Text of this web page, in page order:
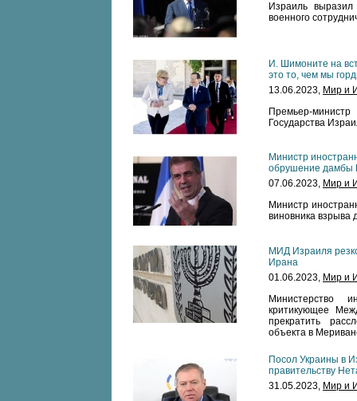
Израиль выразил
военного
И. Шимоните на
это то, чем мы
13.06.2023, Мир и
Премьер-
Государства
Министр
обрушение дамбы
07.06.2023, Мир и
Министр
виновника взрыва
МИД Израиля
Ирана
01.06.2023, Мир и
Министерство
критикующее
прекратить
объекта в
Посол Украины в
правительству
31.05.2023, Мир и